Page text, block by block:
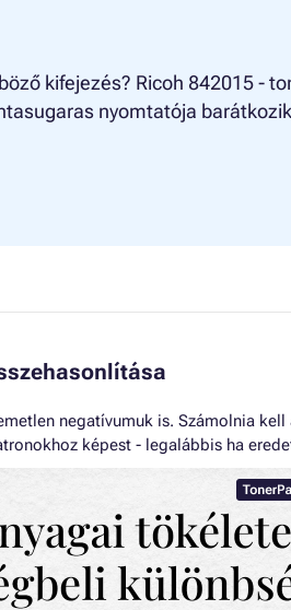
kifejezés? Ricoh 842015 -
nyomtatója
negatívumuk is. Számolnia
képest - legalábbis ha